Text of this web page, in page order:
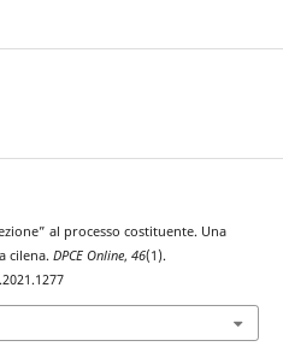
al processo costituente. Una
cilena. DPCE Online, 46(1).